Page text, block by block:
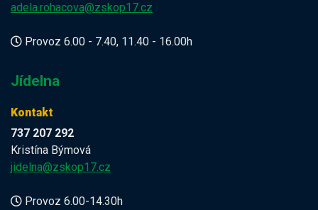
adela.rohacova@zskop17.cz
Provoz 6.00 - 7.40, 11.40 - 16.00h
Jídelna
Kontakt
737 207 292
Kristína Býmová
jidelna@zskop17.cz
Provoz 6.00-14.30h